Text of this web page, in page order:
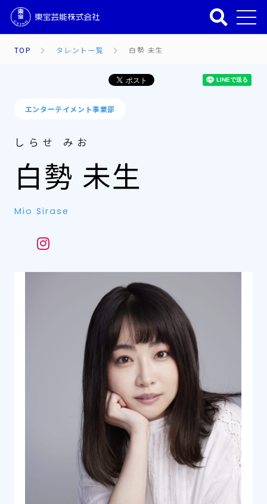
TOP タレント一覧 白勢 未生
エンターテイメント事業部
しらせ みお
白勢 未生
Mio Sirase